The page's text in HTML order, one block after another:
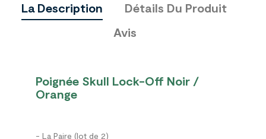
La Description
Détails Du Produit
Avis
Poignée Skull Lock-Off Noir /
Orange
- La Paire (lot de 2)